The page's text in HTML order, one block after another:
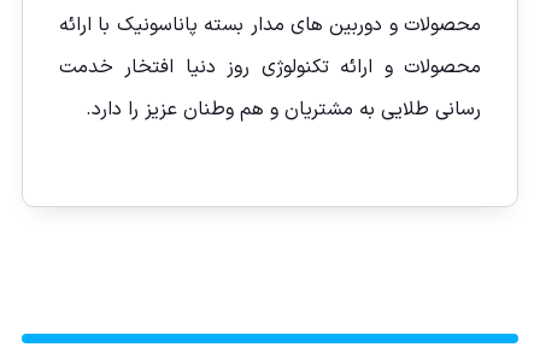
محصولات و دوربین های مدار بسته پاناسونیک با ارائه
محصولات و ارائه تکنولوژی روز دنیا افتخار خدمت
رسانی طلایی به مشتریان و هم وطنان عزیز را دارد.